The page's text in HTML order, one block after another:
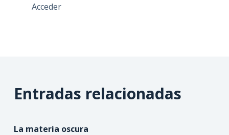
Acceder
Entradas relacionadas
La materia oscura